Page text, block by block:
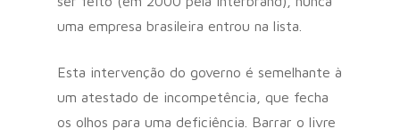
uma empresa brasileira entrou na lista.
Esta intervenção do governo é semelhante à
um atestado de incompetência, que fecha
os olhos para uma deficiência. Barrar o livre